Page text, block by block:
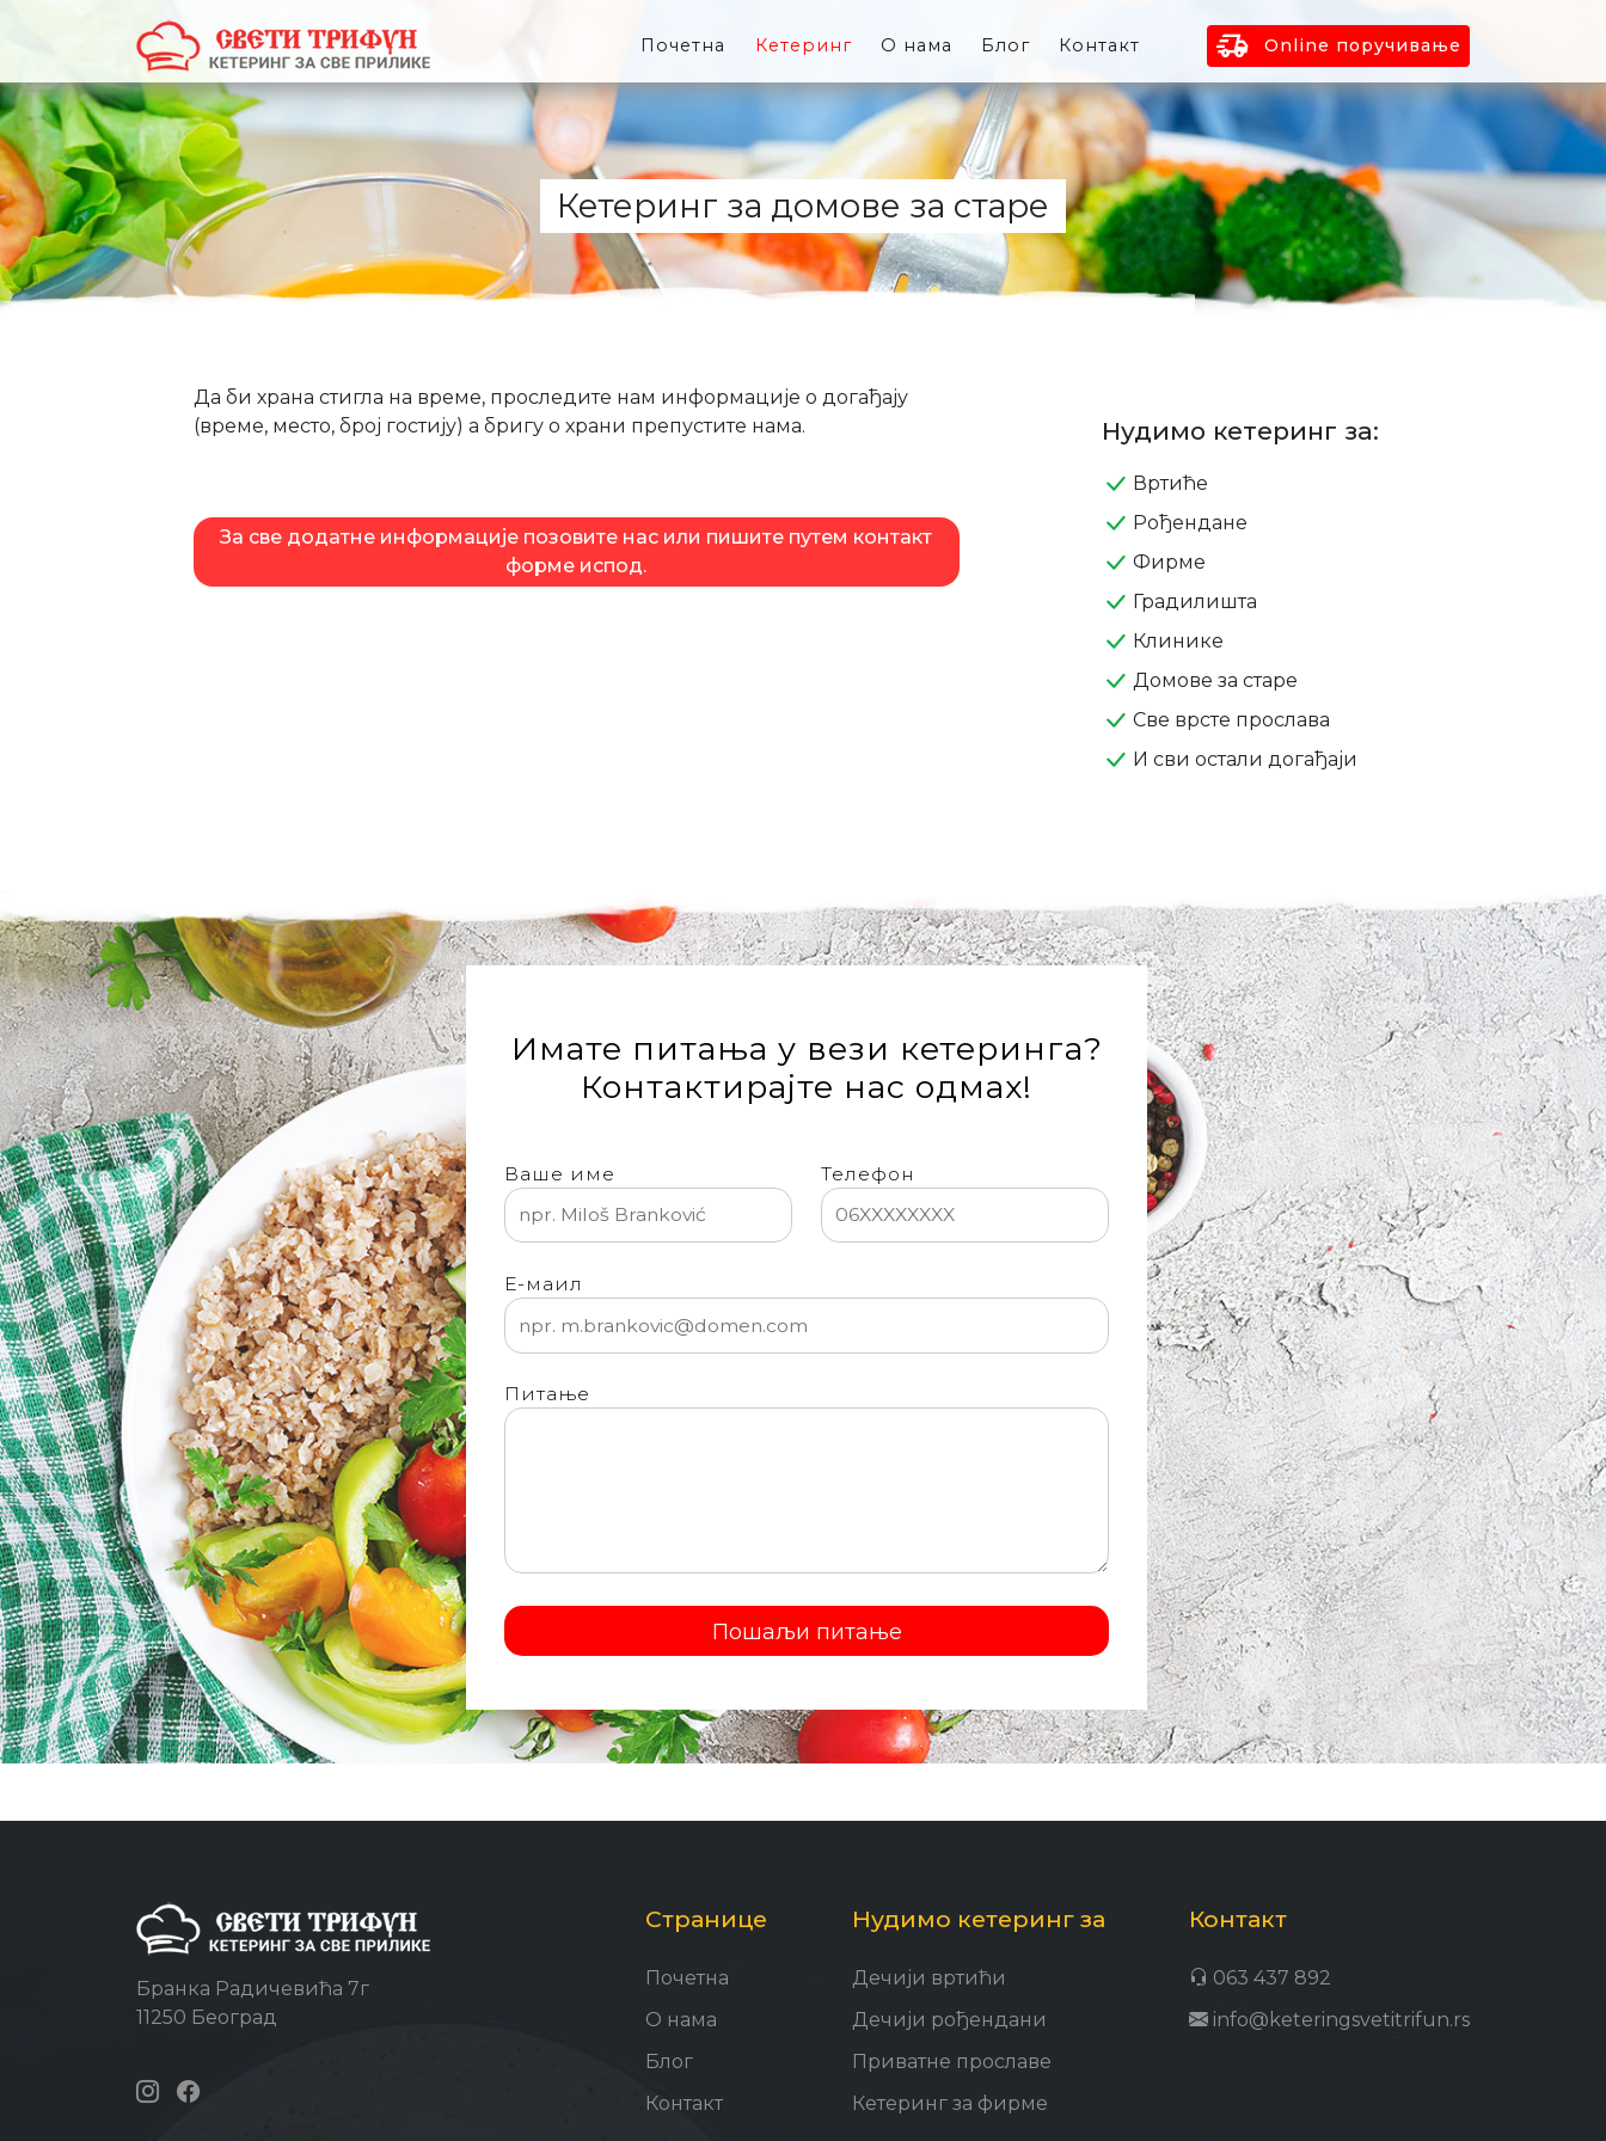
Почетна Кетеринг О нама Блог Контакт delivery_truck_speed Online поручивање
Кетеринг за домове за старе
Да би храна стигла на време, проследите нам информације о догађају
(време, место, број гостију) а бригу о храни препустите нама.
За све додатне информације позовите нас или пишите путем контакт
форме испод.
Нудимо кетеринг за:
Вртиће
Рођендане
Фирме
Градилишта
Клинике
Домове за старе
Све врсте прослава
И сви остали догађаји
'
Имате питања у вези кетеринга?
Контактирајте нас одмах!
Ваше име Телефон
Е-маил
Питање
Бранка Радичевића 7г
11250 Београд
Странице
Почетна
О нама
Блог
Контакт
Нудимо кетеринг за
Дечији вртићи
Дечији рођендани
Приватне прославе
Кетеринг за фирме
Контакт
063 437 892
info@keteringsvetitrifun.rs